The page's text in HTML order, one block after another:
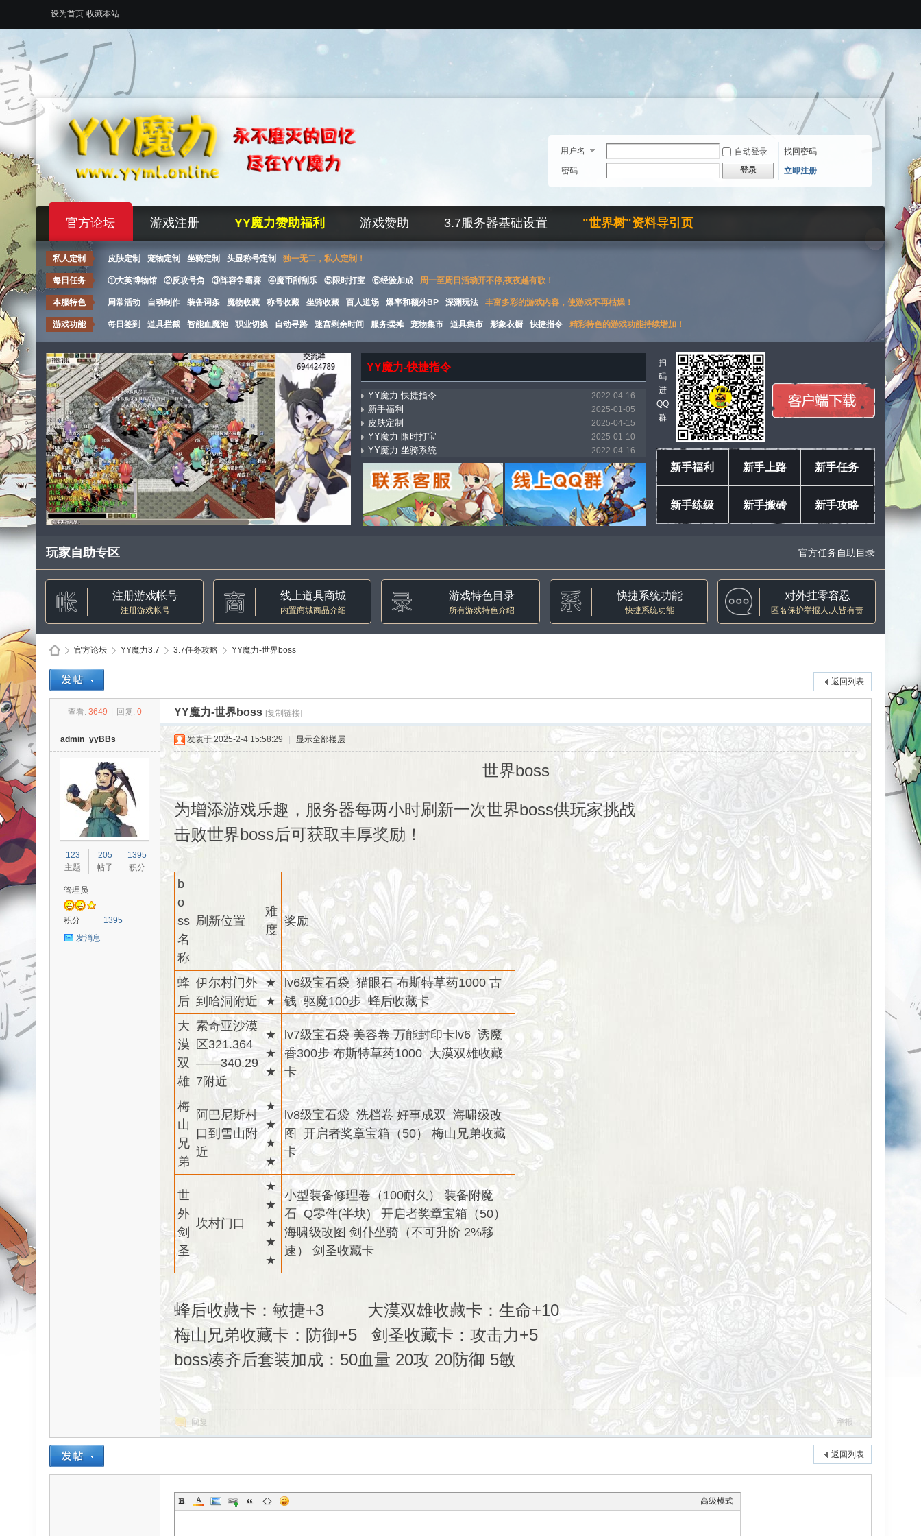
设为首页 收藏本站
用户名 自动登录
找回密码
密码
登录 立即注册
官方论坛 游戏注册 YY魔力赞助福利 游戏赞助 3.7服务器基础设置 "世界树"资料导引页
私人定制 皮肤定制 宠物定制 坐骑定制 头显称号定制 独一无二，私人定制！
每日任务 ①大英博物馆 ②反攻号角 ③阵容争霸赛 ④魔币刮刮乐 ⑤限时打宝 ⑥经验加成 周一至周日活动开不停,夜夜越有歌！
本服特色 周常活动 自动制作 装备词条 魔物收藏 称号收藏 坐骑收藏 百人道场 爆率和额外BP 深渊玩法 丰富多彩的游戏内容，使游戏不再枯燥！
游戏功能 每日签到 道具拦截 智能血魔池 职业切换 自动寻路 迷宫剩余时间 服务摆摊 宠物集市 道具集市 形象衣橱 快捷指令 精彩特色的游戏功能持续增加！
YY魔力-快捷指令
YY魔力-快捷指令 2022-04-16
新手福利 2025-01-05
皮肤定制 2025-04-15
YY魔力-限时打宝 2025-01-10
YY魔力-坐骑系统 2022-04-16
mostbet_xnpi 2026-03-11
YY魔力-万能传送（飞机） 2025-01-18
YY魔力-集市系统 2022-04-04
YY魔力-自动寻路 2022-04-16
YY魔力-称号收藏 2022-04-16
扫
码
进
QQ
群
新手福利 新手上路 新手任务
新手练级 新手搬砖 新手攻略
玩家自助专区 官方任务自助目录
注册游戏帐号
注册游戏帐号
线上道具商城
内置商城商品介绍
游戏特色目录
所有游戏特色介绍
快捷系统功能
快捷系统功能
对外挂零容忍
匿名保护举报人,人皆有责
官方论坛 YY魔力3.7 3.7任务攻略
›
YY魔力-世界boss
返回列表
查看: 3649 回复: 0 YY魔力-世界boss [复制链接]
admin_yyBBs
123
主题
205
帖子
1395
积分
管理员
积分
1395
发消息
发表于 2025-2-4 15:58:29 显示全部楼层
世界boss
为增添游戏乐趣，服务器每两小时刷新一次世界boss供玩家挑战
击败世界boss后可获取丰厚奖励！
b
o
ss
名
称
刷新位置
难
度
奖励
蜂
后
伊尔村门外
到哈洞附近
★
★
lv6级宝石袋 猫眼石 布斯特草药1000 古
钱 驱魔100步 蜂后收藏卡
大
漠
双
雄
索奇亚沙漠
区321.364
——340.29
7附近
★
★
★
lv7级宝石袋 美容卷 万能封印卡lv6 诱魔
香300步 布斯特草药1000 大漠双雄收藏
卡
梅
山
兄
弟
阿巴尼斯村
口到雪山附
近
★
★
★
★
lv8级宝石袋 洗档卷 好事成双 海啸级改
图 开启者奖章宝箱（50） 梅山兄弟收藏
卡
世
外
剑
圣
坎村门口
★
★
★
★
★
小型装备修理卷（100耐久） 装备附魔
石 Q零件(半块) 开启者奖章宝箱（50）
海啸级改图 剑仆坐骑（不可升阶 2%移
速） 剑圣收藏卡
蜂后收藏卡：敏捷+3 大漠双雄收藏卡：生命+10
梅山兄弟收藏卡：防御+5 剑圣收藏卡：攻击力+5
boss凑齐后套装加成：50血量 20攻 20防御 5敏
回复 举报
返回列表
高级模式